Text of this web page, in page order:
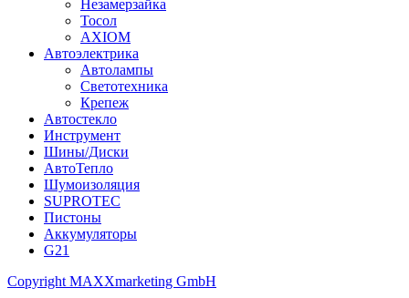
Незамерзайка
Тосол
AXIOM
Автоэлектрика
Автолампы
Светотехника
Крепеж
Автостекло
Инструмент
Шины/Диски
АвтоТепло
Шумоизоляция
SUPROTEC
Пистоны
Аккумуляторы
G21
Copyright MAXXmarketing GmbH